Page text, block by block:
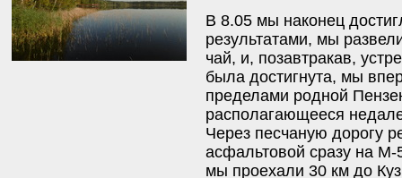
В 8.05 мы наконец
результатами, мы
чай, и, позавтракав,
была достигнута, мы
пределами родной
располагающееся
Через песчаную дорогу
асфальтовой сразу на
мы проехали 30 км до